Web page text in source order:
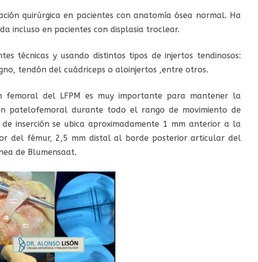
quirúrgica en pacientes con anatomía ósea normal. Ha
incluso en pacientes con displasia troclear.
técnicas y usando distintos tipos de injertos tendinosos:
tendón del cuádriceps o aloinjertos ,entre otros.
femoral del LFPM es muy importante para mantener la
patelofemoral durante todo el rango de movimiento de
inserción se ubica aproximadamente 1 mm anterior a la
del fémur, 2,5 mm distal al borde posterior articular del
de Blumensaat.